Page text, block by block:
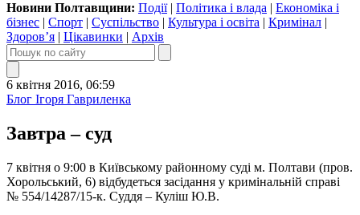
Новини Полтавщини: Події| Політика і влада | Економіка і
бізнес | Спорт | Суспільство | Культура і освіта | Кримінал |
Здоров’я | Цікавинки | Архів
6 квітня 2016, 06:59
Блог Ігоря Гавриленка
Завтра – суд
7 квітня о 9:00 в Київському районному суді м. Полтави (пров.
Хорольський, 6) відбудеться засідання у кримінальній справі
№ 554/14287/15-к. Суддя – Куліш Ю.В.